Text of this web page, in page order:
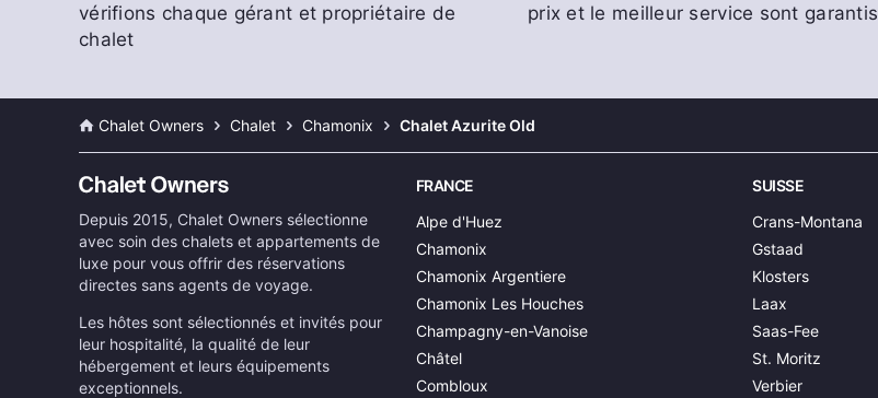
vérifions chaque gérant et propriétaire de
chalet
prix et le meilleur service sont garantis
Chalet Owners Chalet Chamonix Chalet Azurite Old
Depuis 2015, Chalet Owners sélectionne
avec soin des chalets et appartements de
luxe pour vous offrir des réservations
directes sans agents de voyage.
Les hôtes sont sélectionnés et invités pour
leur hospitalité, la qualité de leur
hébergement et leurs équipements
exceptionnels.
FRANCE
Alpe d'Huez
Chamonix
Chamonix Argentiere
Chamonix Les Houches
Champagny-en-Vanoise
Châtel
Combloux
SUISSE
Crans-Montana
Gstaad
Klosters
Laax
Saas-Fee
St. Moritz
Verbier